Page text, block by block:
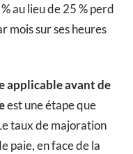
au lieu de 25 % perd
mois sur ses heures
applicable avant de
est une étape que
taux de majoration
paie, en face de la